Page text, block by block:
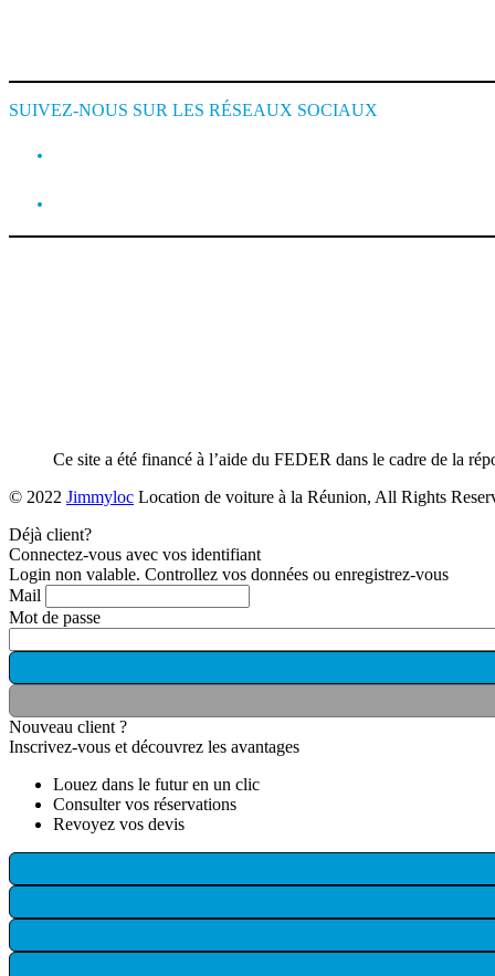
SUIVEZ-NOUS SUR LES RÉSEAUX SOCIAUX
Ce site a été financé à l’aide du FEDER dans le cadre de la
© 2022 Jimmyloc Location de voiture à la Réunion, All Rights
Déjà client?
Connectez-vous avec vos identifiant
Login non valable. Controllez vos données ou enregistrez-vous
Mail
Mot de passe
Nouveau client ?
Inscrivez-vous et découvrez les avantages
Louez dans le futur en un clic
Consulter vos réservations
Revoyez vos devis